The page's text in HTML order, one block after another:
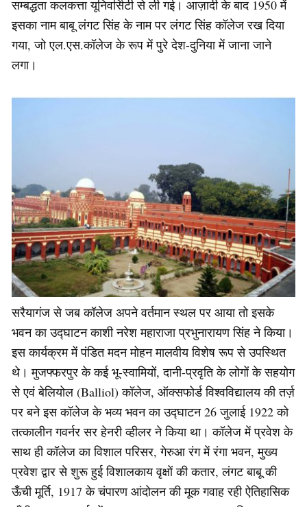
सम्बद्धता कलकत्ता यूनिवर्सिटी से ली गई। आज़ादी के बाद 1950 में
इसका नाम बाबू लंगट सिंह के नाम पर लंगट सिंह कॉलेज रख दिया
गया, जो एल.एस.कॉलेज के रूप में पुरे देश-दुनिया में जाना जाने
लगा।
सरैयागंज से जब कॉलेज अपने वर्तमान स्थल पर आया तो इसके
भवन का उद्घाटन काशी नरेश महाराजा प्रभुनारायण सिंह ने किया।
इस कार्यक्रम में पंडित मदन मोहन मालवीय विशेष रूप से उपस्थित
थे। मुजफ्फरपुर के कई भू-स्वामियों, दानी-प्रवृति के लोगों के सहयोग
से एवं बेलियोल (Balliol) कॉलेज, ऑक्सफोर्ड विश्वविद्यालय की तर्ज़
पर बने इस कॉलेज के भव्य भवन का उद्घाटन 26 जुलाई 1922 को
तत्कालीन गवर्नर सर हेनरी व्हीलर ने किया था। कॉलेज में प्रवेश के
साथ ही कॉलेज का विशाल परिसर, गेरुआ रंग में रंगा भवन, मुख्य
प्रवेश द्वार से शुरू हुई विशालकाय वृक्षों की कतार, लंगट बाबू की
ऊँची मूर्ति, 1917 के चंपारण आंदोलन की मूक गवाह रही ऐतिहासिक